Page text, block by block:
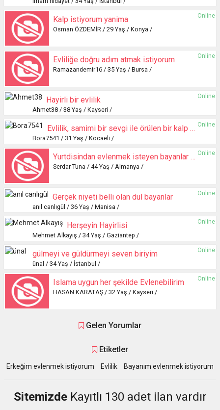
Online
Kalp istiyorum yanima
Osman ÖZDEMİR / 29 Yaş / Konya /
Online
Evliliğe doğru adım atmak istiyorum
Ramazandemir16 / 35 Yaş / Bursa /
Online
Hayirli bir evlilik
Ahmet38 / 38 Yaş / Kayseri /
Online
Evlilik, samimi bir sevgi ile örülen bir kalp düğümüdür.
Bora7541 / 31 Yaş / Kocaeli /
Online
Yurtdisindan evlenmek isteyen bayanlar yazabilir
Serdar Tuna / 44 Yaş / Almanya /
Online
Gerçek niyeti belli olan dul bayanlar
anıl canlıgül / 36 Yaş / Manisa /
Online
Herşeyin Hayirlisi
Mehmet Alkayış / 34 Yaş / Gaziantep /
Online
gülmeyi ve güldürmeyi seven biriyim
ünal / 34 Yaş / İstanbul /
Online
Islama uygun her şekilde Evlenebilirim
HASAN KARATAŞ / 32 Yaş / Kayseri /
Gelen Yorumlar
Etiketler
Erkeğim evlenmek istiyorum Evlilik Bayanım evlenmek istiyorum
SitemizdeKayıtlı 130 adet ilan vardır